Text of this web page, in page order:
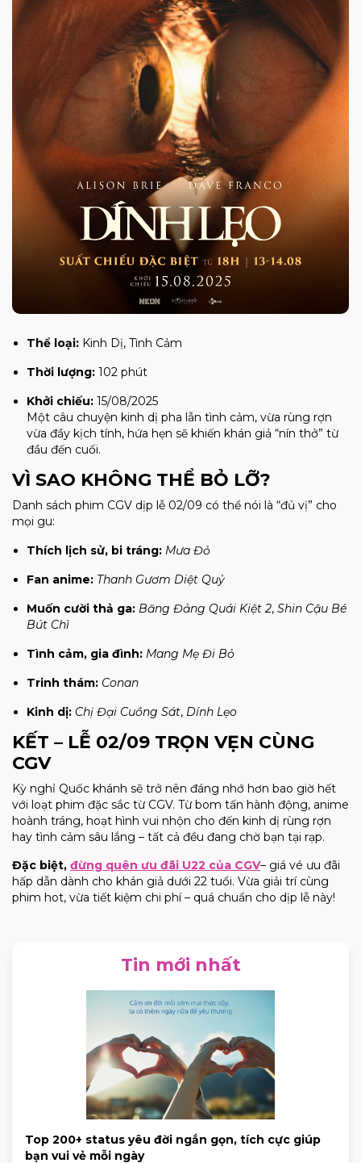
Thể loại: Kinh Dị, Tình Cảm
Thời lượng: 102 phút
Khởi chiếu: 15/08/2025
Một câu chuyện kinh dị pha lẫn tình cảm, vừa rùng rợn
vừa đầy kịch tính, hứa hẹn sẽ khiến khán giả “nín thở” từ
đầu đến cuối.
VÌ SAO KHÔNG THỂ BỎ LỠ?
Danh sách phim CGV dịp lễ 02/09 có thể nói là “đủ vị” cho
mọi gu:
Thích lịch sử, bi tráng: Mưa Đỏ
Fan anime: Thanh Gươm Diệt Quỷ
Muốn cười thả ga: Băng Đảng Quái Kiệt 2, Shin Cậu Bé
Bút Chì
Tình cảm, gia đình: Mang Mẹ Đi Bỏ
Trinh thám: Conan
Kinh dị: Chị Đại Cuồng Sát, Dính Lẹo
KẾT – LỄ 02/09 TRỌN VẸN CÙNG
CGV
Kỳ nghỉ Quốc khánh sẽ trở nên đáng nhớ hơn bao giờ hết
với loạt phim đặc sắc từ CGV. Từ bom tấn hành động, anime
hoành tráng, hoạt hình vui nhộn cho đến kinh dị rùng rợn
hay tình cảm sâu lắng – tất cả đều đang chờ bạn tại rạp.
Đặc biệt, đừng quên ưu đãi U22 của CGV– giá vé ưu đãi
hấp dẫn dành cho khán giả dưới 22 tuổi. Vừa giải trí cùng
phim hot, vừa tiết kiệm chi phí – quá chuẩn cho dịp lễ này!
Tin mới nhất
Top 200+ status yêu đời ngắn gọn, tích cực giúp
bạn vui vẻ mỗi ngày